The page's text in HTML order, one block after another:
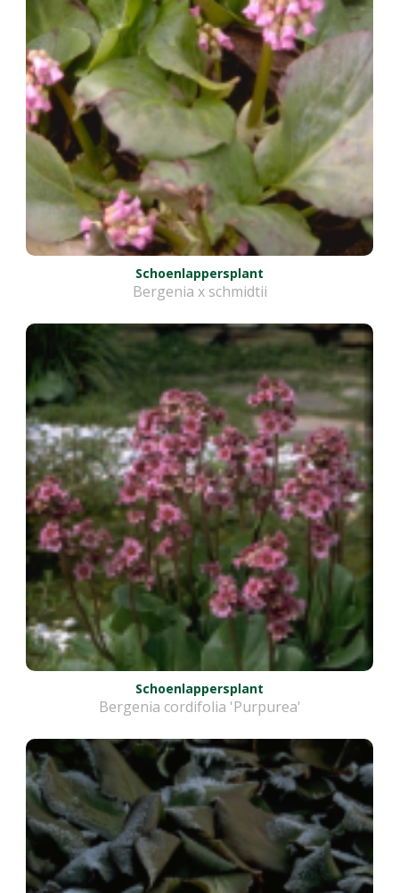
Schoenlappersplant
Bergenia x schmidtii
Schoenlappersplant
Bergenia cordifolia 'Purpurea'